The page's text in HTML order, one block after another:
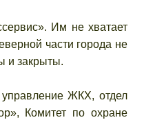
Им не хватает
части города не
и закрыты.
управление ЖКХ, отдел
Комитет по охране